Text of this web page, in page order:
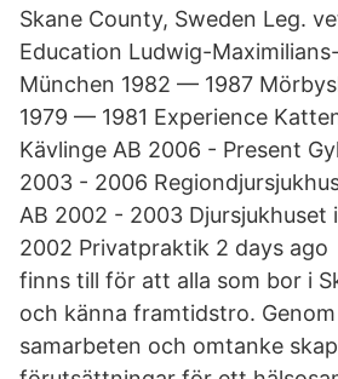
Skane County, Sweden Leg.
Education Ludwig-
München 1982 — 1987
1979 — 1981 Experience
Kävlinge AB 2006 - Present
2003 - 2006
AB 2002 - 2003 Djursjukhuset
2002 Privatpraktik 2 days ago
finns till för att alla som bor i
och känna framtidstro.
samarbeten och omtanke